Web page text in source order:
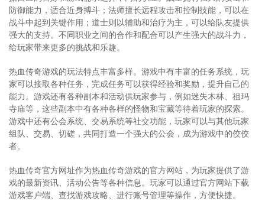
防御能力，适合近身搏斗；法师擅长远程攻击和控制技能，可以在
战斗中起到关键作用；道士则以辅助和治疗为主，可以给队友提供
强大的支持。不同职业之间的合作和配合可以产生强大的战斗力，
给玩家带来更多的挑战和乐趣。
热血传奇游戏的玩法特点丰富多样。游戏中有丰富的任务系统，玩
家可以接取各种任务，完成任务可以获得经验和奖励，提升自己的
能力。游戏还有各种副本和活动供玩家参与，例如迷失木林、祖玛
寺庙等，这些副本中有各种各样的怪物和宝藏等待着玩家的探索。
游戏中还有公会系统、交易系统等社交功能，玩家可以与其他玩家
组队、交易、切磋，共同打造一个强大的公会，成为游戏中的佼佼
者。
热血传奇官方网址作为热血传奇游戏的官方网站，为玩家提供了游
戏的最新资讯、活动公告等各种信息。玩家可以通过官方网站下载
游戏客户端、查找游戏攻略、进行账号管理等操作，方便快捷。